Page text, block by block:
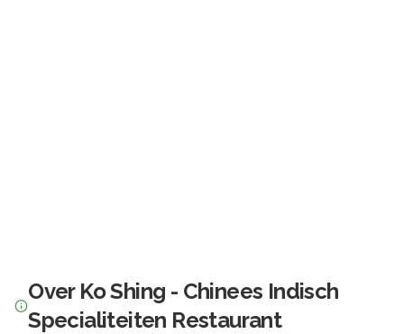
Over Ko Shing - Chinees Indisch
Specialiteiten Restaurant